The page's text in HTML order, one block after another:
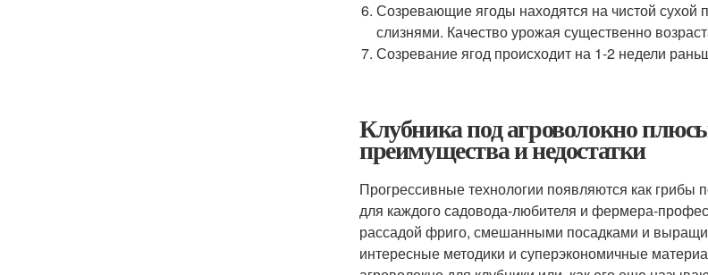
Созревающие ягоды находятся на чистой сухой
слизнями. Качество урожая существенно
Созревание ягод происходит на 1-2 недели
Клубника под агроволокно
преимущества и недостатки
Прогрессивные технологии появляются как грибы
для каждого садовода-любителя и фермера-
рассадой фриго, смешанными посадками и
интересные методики и суперэкономичные